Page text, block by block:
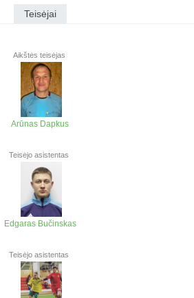
Teisėjai
Aikštės teisėjas
Arūnas Dapkus
Teisėjo asistentas
Edgaras Bučinskas
Teisėjo asistentas